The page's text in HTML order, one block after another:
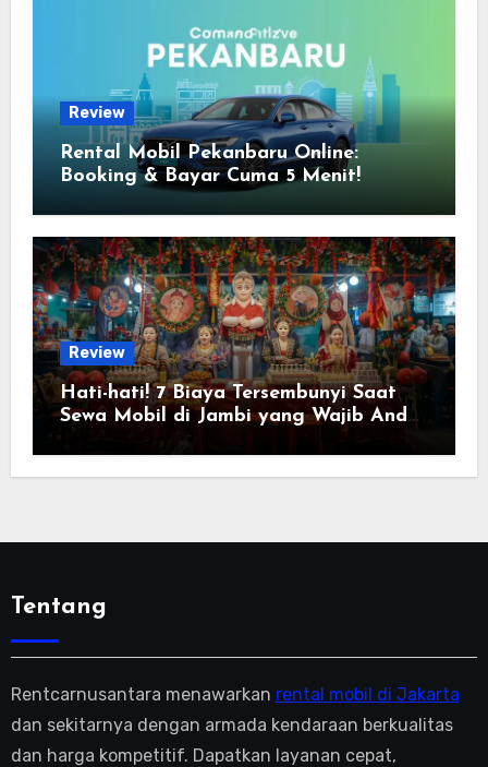
Review
Rental Mobil Pekanbaru Online:
Booking & Bayar Cuma 5 Menit!
Review
Hati-hati! 7 Biaya Tersembunyi Saat
Sewa Mobil di Jambi yang Wajib Anda
Tentang
Rentcarnusantara menawarkan rental mobil di Jakarta
dan sekitarnya dengan armada kendaraan berkualitas
dan harga kompetitif. Dapatkan layanan cepat,